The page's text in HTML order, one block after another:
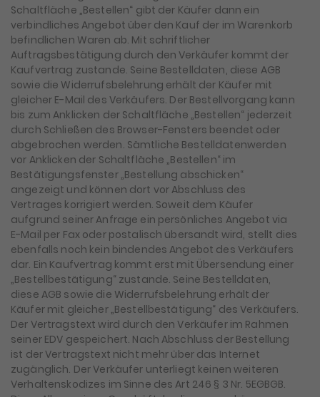
Schaltfläche „Bestellen“ gibt der Käufer dann ein
verbindliches Angebot über den Kauf der im Warenkorb
befindlichen Waren ab. Mit schriftlicher
Auftragsbestätigung durch den Verkäufer kommt der
Kaufvertrag zustande. Seine Bestelldaten, diese AGB
sowie die Widerrufsbelehrung erhält der Käufer mit
gleicher E-Mail des Verkäufers. Der Bestellvorgang kann
bis zum Anklicken der Schaltfläche „Bestellen“ jederzeit
durch Schließen des Browser-Fensters beendet oder
abgebrochen werden. Sämtliche Bestelldatenwerden
vor Anklicken der Schaltfläche „Bestellen“ im
Bestätigungsfenster „Bestellung abschicken“
angezeigt und können dort vor Abschluss des
Vertrages korrigiert werden. Soweit dem Käufer
aufgrund seiner Anfrage ein persönliches Angebot via
E-Mail per Fax oder postalisch übersandt wird, stellt dies
ebenfalls noch kein bindendes Angebot des Verkäufers
dar. Ein Kaufvertrag kommt erst mit Übersendung einer
„Bestellbestätigung“ zustande. Seine Bestelldaten,
diese AGB sowie die Widerrufsbelehrung erhält der
Käufer mit gleicher „Bestellbestätigung“ des Verkäufers.
Der Vertragstext wird durch den Verkäufer im Rahmen
seiner EDV gespeichert. Nach Abschluss der Bestellung
ist der Vertragstext nicht mehr über das Internet
zugänglich. Der Verkäufer unterliegt keinen weiteren
Verhaltenskodizes im Sinne des Art 246 § 3 Nr. 5EGBGB.